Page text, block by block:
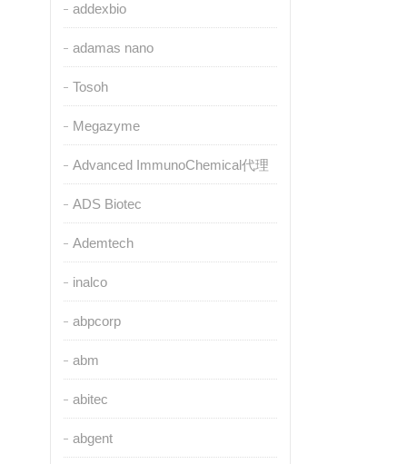
addexbio
adamas nano
Tosoh
Megazyme
Advanced ImmunoChemical代理
ADS Biotec
Ademtech
inalco
abpcorp
abm
abitec
abgent